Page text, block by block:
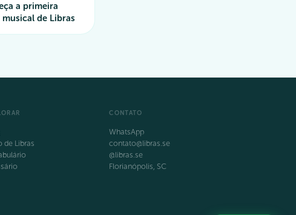
a primeira
de Libras
de Libras
CONTATO
WhatsApp
contato@libras.se
@libras.se
Florianópolis, SC